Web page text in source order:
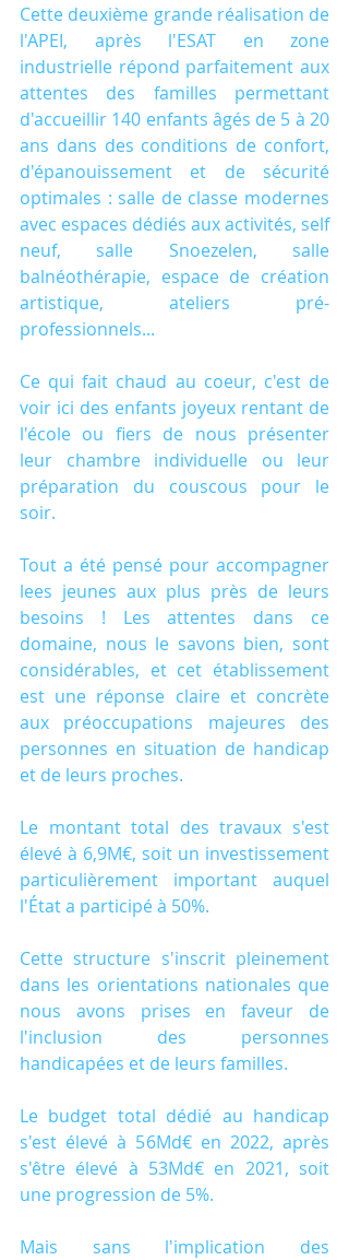
Cette deuxième grande réalisation de
l'APEI, après l'ESAT en zone
industrielle répond parfaitement aux
attentes des familles permettant
d'accueillir 140 enfants âgés de 5 à 20
ans dans des conditions de confort,
d'épanouissement et de sécurité
optimales : salle de classe modernes
avec espaces dédiés aux activités, self
neuf, salle Snoezelen, salle
balnéothérapie, espace de création
artistique, ateliers pré-
professionnels...
Ce qui fait chaud au coeur, c'est de
voir ici des enfants joyeux rentant de
l'école ou fiers de nous présenter
leur chambre individuelle ou leur
préparation du couscous pour le
soir.
Tout a été pensé pour accompagner
lees jeunes aux plus près de leurs
besoins ! Les attentes dans ce
domaine, nous le savons bien, sont
considérables, et cet établissement
est une réponse claire et concrète
aux préoccupations majeures des
personnes en situation de handicap
et de leurs proches.
Le montant total des travaux s'est
élevé à 6,9M€, soit un investissement
particulièrement important auquel
l'État a participé à 50%.
Cette structure s'inscrit pleinement
dans les orientations nationales que
nous avons prises en faveur de
l'inclusion des personnes
handicapées et de leurs familles.
Le budget total dédié au handicap
s'est élevé à 56Md€ en 2022, après
s'être élevé à 53Md€ en 2021, soit
une progression de 5%.
Mais sans l'implication des